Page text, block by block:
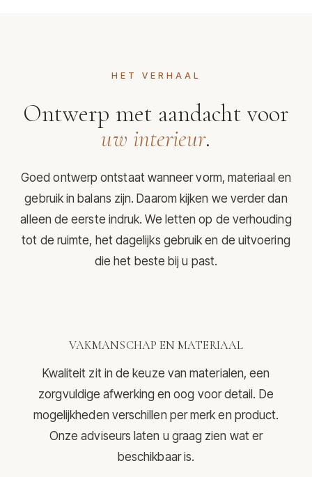
HET VERHAAL
Ontwerp met aandacht voor
uw interieur.
Goed ontwerp ontstaat wanneer vorm, materiaal en
gebruik in balans zijn. Daarom kijken we verder dan
alleen de eerste indruk. We letten op de verhouding
tot de ruimte, het dagelijks gebruik en de uitvoering
die het beste bij u past.
VAKMANSCHAP EN MATERIAAL
Kwaliteit zit in de keuze van materialen, een
zorgvuldige afwerking en oog voor detail. De
mogelijkheden verschillen per merk en product.
Onze adviseurs laten u graag zien wat er
beschikbaar is.